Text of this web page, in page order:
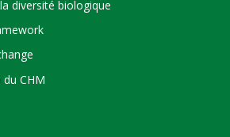
diversité biologique
CHM